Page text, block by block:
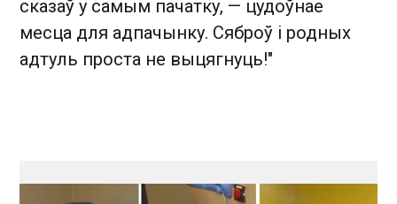
сказаў у самым пачатку, — цудоўнае
месца для адпачынку. Сяброў і родных
адтуль проста не выцягнуць!"